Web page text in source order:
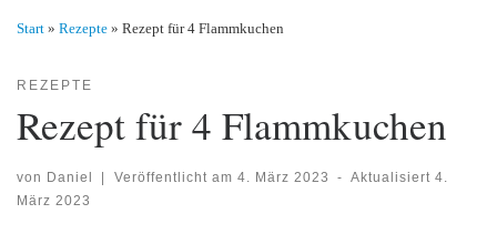
Start » Rezepte » Rezept für 4 Flammkuchen
REZEPTE
Rezept für 4 Flammkuchen
von Daniel Veröffentlicht am 4. März 2023 - Aktualisiert4.
März 2023